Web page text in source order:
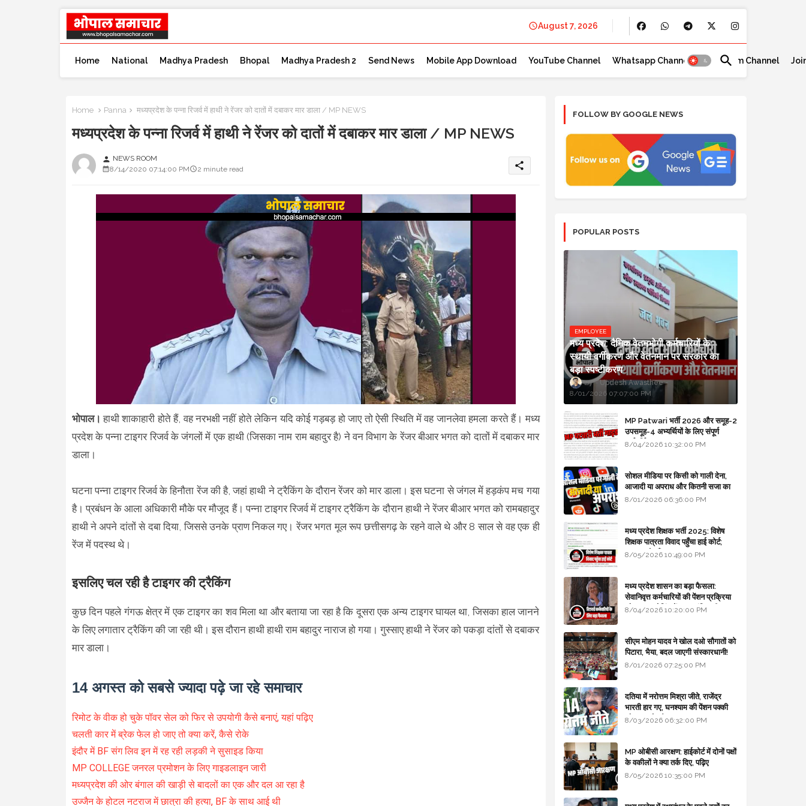
August 7, 2026
Home National Madhya Pradesh Bhopal Madhya Pradesh 2 Send News Mobile App Download YouTube Channel Whatsapp Channel Telegram Channel
Home Panna मध्यप्रदेश के पन्ना रिजर्व में हाथी ने रेंजर को दातों में दबाकर मार डाला / MP NEWS
मध्यप्रदेश के पन्ना रिजर्व में हाथी ने रेंजर को दातों में दबाकर मार डाला / MP NEWS
person NEWS ROOM
8/14/2020 07:14:00 PM
2 minute read share
भोपाल। हाथी शाकाहारी होते हैं, वह नरभक्षी नहीं होते लेकिन यदि कोई गड़बड़ हो जाए तो ऐसी स्थिति में वह जानलेवा हमला करते हैं। मध्य
प्रदेश के पन्ना टाइगर रिजर्व के जंगलों में एक हाथी (जिसका नाम राम बहादुर है) ने वन विभाग के रेंजर बीआर भगत को दातों में दबाकर मार
डाला।
घटना पन्ना टाइगर रिजर्व के हिनौता रेंज की है, जहां हाथी ने ट्रैकिंग के दौरान रेंजर को मार डाला। इस घटना से जंगल में हड़कंप मच गया
है। प्रबंधन के आला अधिकारी मौके पर मौजूद हैं। पन्ना टाइगर रिजर्व में टाइगर ट्रैकिंग के दौरान हाथी ने रेंजर बीआर भगत को रामबहादुर
हाथी ने अपने दांतों से दबा दिया, जिससे उनके प्राण निकल गए। रेंजर भगत मूल रूप छत्तीसगढ़ के रहने वाले थे और 8 साल से वह एक ही
रेंज में पदस्थ थे।
इसलिए चल रही है टाइगर की ट्रैकिंग
कुछ दिन पहले गंगऊ क्षेत्र में एक टाइगर का शव मिला था और बताया जा रहा है कि दूसरा एक अन्य टाइगर घायल था, जिसका हाल जानने
के लिए लगातार ट्रैकिंग की जा रही थी। इस दौरान हाथी हाथी राम बहादुर नाराज हो गया। गुस्साए हाथी ने रेंजर को पकड़ा दांतों से दबाकर
मार डाला।
14 अगस्त को सबसे ज्यादा पढ़े जा रहे समाचार
रिमोट के वीक हो चुके पॉवर सेल को फिर से उपयोगी कैसे बनाएं, यहां पढ़िए
चलती कार में ब्रेक फेल हो जाए तो क्या करें, कैसे रोके
इंदौर में BF संग लिव इन में रह रही लड़की ने सुसाइड किया
MP COLLEGE जनरल प्रमोशन के लिए गाइडलाइन जारी
मध्यप्रदेश की ओर बंगाल की खाड़ी से बादलों का एक और दल आ रहा है
उज्जैन के होटल नटराज में छात्रा की हत्या, BF के साथ आई थी
FOLLOW BY GOOGLE NEWS
POPULAR POSTS
EMPLOYEE
मध्य प्रदेश: दैनिक वेतनभोगी कर्मचारियों के
स्थायी वर्गीकरण और वेतनमान पर सरकार का
बड़ा स्पष्टीकरण
Updesh Awasthee
8/01/2026 07:07:00 PM
MP Patwari भर्ती 2026 और समूह-2
उपसमूह-4 अभ्यर्थियों के लिए संपूर्ण
मार्गदर्शिका
8/04/2026 10:32:00 PM
सोशल मीडिया पर किसी को गाली देना,
आजादी या अपराध और कितनी सजा का
प्रावधान - free legal advice
8/01/2026 06:36:00 PM
मध्य प्रदेश शिक्षक भर्ती 2025: विशेष
शिक्षक पात्रता विवाद पहुँचा हाई कोर्ट;
सरकार से माँगा जवाब
8/05/2026 10:49:00 PM
मध्य प्रदेश शासन का बड़ा फैसला:
सेवानिवृत्त कर्मचारियों की पेंशन प्रक्रिया
और बजट कोडिंग में हुए क्रांतिकारी
8/04/2026 10:20:00 PM
सीएम मोहन यादव ने खोल दओ सौगातों को
पिटारा, भैया, बदल जाएगी संस्कारधानी!
8/01/2026 07:25:00 PM
दतिया में नरोत्तम मिश्रा जीते, राजेंद्र
भारती हार गए, घनश्याम की पेंशन पक्की
और आशुतोष बैक टू...
8/03/2026 06:32:00 PM
MP ओबीसी आरक्षण: हाईकोर्ट में दोनों पक्षों
के वकीलों ने क्या तर्क दिए, पढ़िए
8/05/2026 10:35:00 PM